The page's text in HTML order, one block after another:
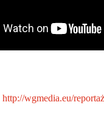
http://wgmedia.eu/